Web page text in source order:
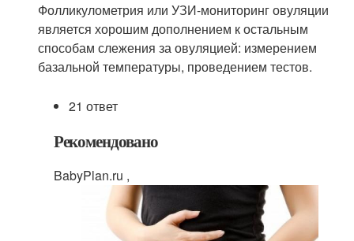
Фолликулометрия или УЗИ-мониторинг овуляции
является хорошим дополнением к остальным
способам слежения за овуляцией: измерением
базальной температуры, проведением тестов.
21 ответ
Рекомендовано
BabyPlan.ru ,